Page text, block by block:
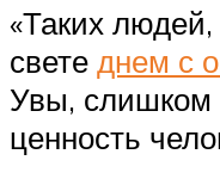
«Таких
свете днем с
Увы, слишком
ценность